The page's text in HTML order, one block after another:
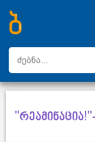
ახალი სიტყვები
ტოპ სიტყვები
დღის ტოპ
ტოპ